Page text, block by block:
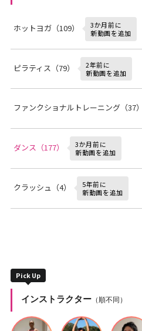
ホットヨガ（109）
3か月前に
新動画を追加
ピラティス（79）
2年前に
新動画を追加
ファンクショナルトレーニング（37）
ダンス（177）
3か月前に
新動画を追加
クラッシュ（4）
5年前に
新動画を追加
Pick Up
インストラクター （順不同）